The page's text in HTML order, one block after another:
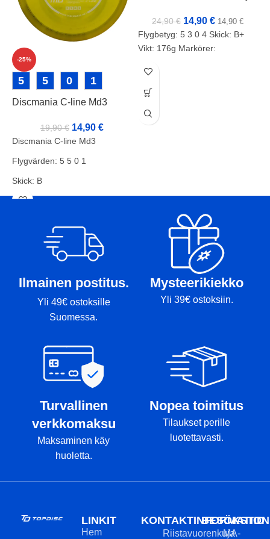
-25%
5 5 0 1
Discmania C-line Md3
19,90€ 14,90 €
Discmania C-line Md3
Flygvärden: 5 5 0 1
Skick: B
Vikt: 177g
24,90€ 14,90€ 14,90€
Flygbetyg: 5 3 0 4 Skick: B+
Vikt: 176g Markörer:
Ilmainen postitus.
Yli 49€ ostoksille
Suomessa.
Mysteerikiekko
Yli 39€ ostoksiin.
Turvallinen
verkkomaksu
Maksaminen käy
huoletta.
Nopea toimitus
Tilaukset perille
luotettavasti.
LINKIT
Hem
KONTAKTINFORMATION
Riistavuorenkuja
BESÖKSTID
MA-